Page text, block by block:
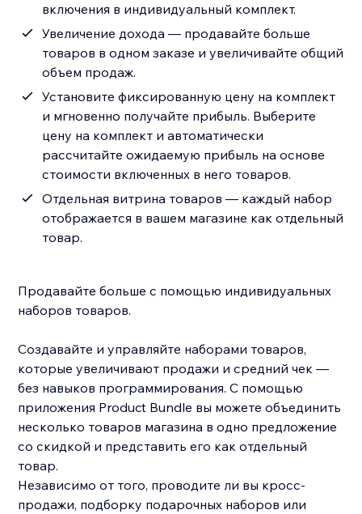
включения в индивидуальный комплект.
Увеличение дохода — продавайте больше
товаров в одном заказе и увеличивайте общий
объем продаж.
Установите фиксированную цену на комплект
и мгновенно получайте прибыль. Выберите
цену на комплект и автоматически
рассчитайте ожидаемую прибыль на основе
стоимости включенных в него товаров.
Отдельная витрина товаров — каждый набор
отображается в вашем магазине как отдельный
товар.
Продавайте больше с помощью индивидуальных
наборов товаров.
Создавайте и управляйте наборами товаров,
которые увеличивают продажи и средний чек —
без навыков программирования. С помощью
приложения Product Bundle вы можете объединить
несколько товаров магазина в одно предложение
со скидкой и представить его как отдельный
товар.
Независимо от того, проводите ли вы кросс-
продажи, подборку подарочных наборов или